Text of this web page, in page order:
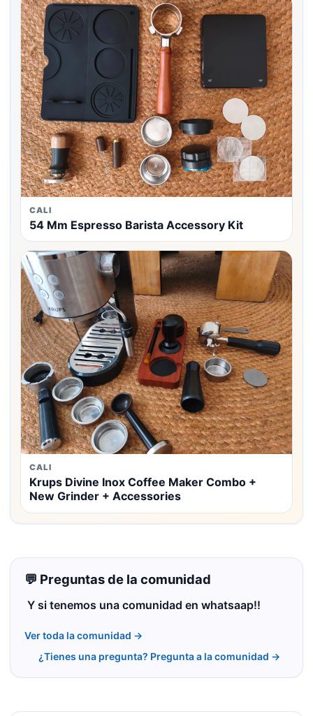
CALI
54 Mm Espresso Barista Accessory Kit
CALI
Krups Divine Inox Coffee Maker Combo +
New Grinder + Accessories
💬 Preguntas de la comunidad
Y si tenemos una comunidad en whatsaap!!
Ver toda la comunidad →
¿Tienes una pregunta? Pregunta a la comunidad →